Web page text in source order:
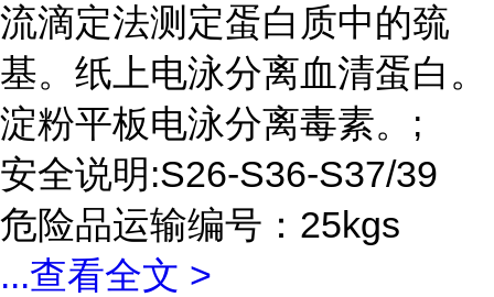
流滴定法测定蛋白质中的巯
基。纸上电泳分离血清蛋白。
淀粉平板电泳分离毒素。;
安全说明:S26-S36-S37/39
危险品运输编号：25kgs
...查看全文 >